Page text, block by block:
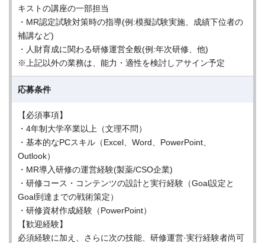
キストの講座の一部担当
・MR認定試験対策時の指導(例:模擬試験実施、成績下位者の
補講など)
・人財育成に関わる研修運営全般(例:年次研修、他)
※上記以外の業務は、能力・適性を検討しアサイン予定
応募条件
【必須事項】
・4年制大学卒業以上（文理不問）
・基本的なPCスキル（Excel、Word、PowerPoint、
Outlook）
・MR導入研修の運営経験(製薬/CSO企業)
・研修コース・コンテンツの設計と実行経験（Goal設定と
Goal到達までの戦術策定）
・研修資材作成経験（PowerPoint）
【歓迎経験】
必須経験に加え、さらに次の技能、研修運営·実行経験者尚可